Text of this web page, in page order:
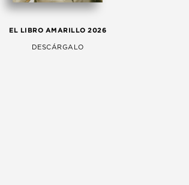
EL LIBRO AMARILLO 2026
DESCÁRGALO